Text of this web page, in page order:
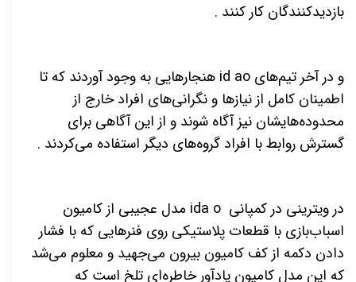
بازدیدکنندگان کار کنند .
و در آخر تیم‌های id ao هنجارهایی به وجود آوردند که تا
اطمینان کامل از نیازها و نگرانی‌های افراد خارج از
محدوده‌هایشان نیز آگاه شوند و از این آگاهی برای
گسترش روابط با افراد گروه‌های دیگر استفاده می‌کردند .
در ویترینی در کمپانی ida o مدل عجیبی از کامیون
اسباب‌بازی با قطعات پلاستیکی روی فنرهایی که با فشار
دادن دکمه از کف کامیون بیرون می‌جهید و معلوم می‌شد
که این مدل کامیون یادآور خاطره‌ای تلخ است که